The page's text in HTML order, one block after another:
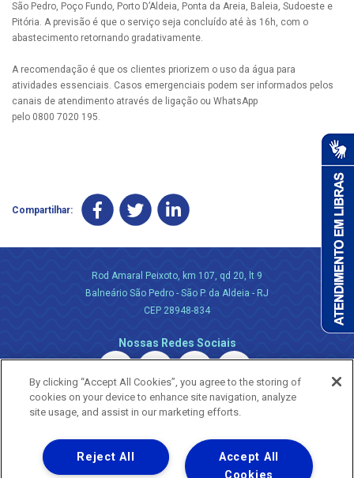
São Pedro, Poço Fundo, Porto D’Aldeia, Ponta da Areia, Baleia, Sudoeste e
Pitória. A previsão é que o serviço seja concluído até às 16h, com o
abastecimento retornando gradativamente.
A recomendação é que os clientes priorizem o uso da água para
atividades essenciais. Casos emergenciais podem ser informados pelos
canais de atendimento através de ligação ou WhatsApp
pelo 0800 7020 195.
Compartilhar:
Rod Amaral Peixoto, km 107, qd 20, lt 9
Balneário São Pedro - São P. da Aldeia - RJ
CEP 28948-834
Nossas Redes Sociais
Uma empresa
Copyright ® 2026 - Todos os Direitos Reservados.
By clicking “Accept All Cookies”, you agree to the storing of
cookies on your device to enhance site navigation, analyze
site usage, and assist in our marketing efforts.
Accept All
Cookies
Reject All